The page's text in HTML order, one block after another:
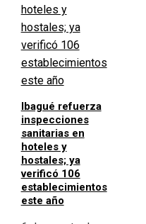
Ibagué refuerza
inspecciones
sanitarias en
hoteles y
hostales; ya
verificó 106
establecimientos
este año